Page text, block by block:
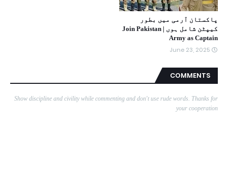
پاکستان آرمی میں بطور
کیپٹن شامل ہوں | Join Pakistan
Army as Captain
June 23, 2025
COMMENTS
Show discipline and civility while commenting and don't use rude words. Thanks for
your cooperation